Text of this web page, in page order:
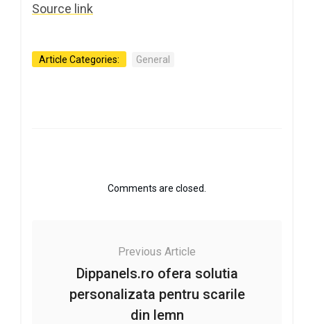
Source link
Article Categories: General
Comments are closed.
Previous Article
Dippanels.ro ofera solutia
personalizata pentru scarile
din lemn